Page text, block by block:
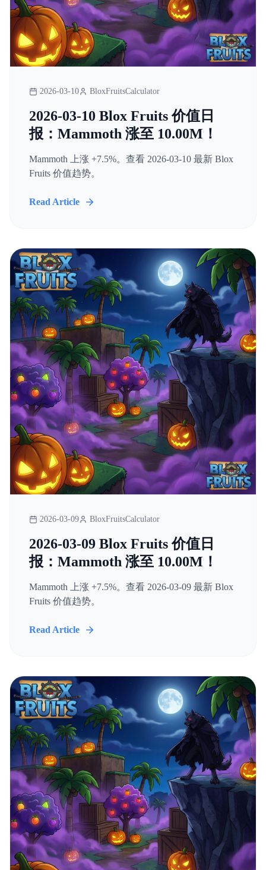
2026-03-10 BloxFruitsCalculator
2026-03-10 Blox Fruits 价值日
报：Mammoth 涨至 10.00M！
Mammoth 上涨 +7.5%。查看 2026-03-10 最新 Blox
Fruits 价值趋势。
Read Article
2026-03-09 BloxFruitsCalculator
2026-03-09 Blox Fruits 价值日
报：Mammoth 涨至 10.00M！
Mammoth 上涨 +7.5%。查看 2026-03-09 最新 Blox
Fruits 价值趋势。
Read Article